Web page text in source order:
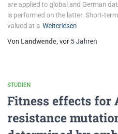
are applied to global and German
is performed on the latter. Short-
valued at a Weiterlesen
Von Landwende, vor 5 Jahren
STUDIEN
Fitness effects for
resistance